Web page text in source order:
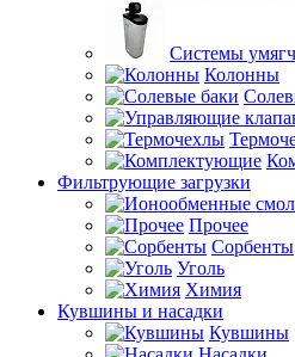
Системы
Колонны
Фильтрующие загрузки
Прочее
Сорбенты
Уголь
Химия
Кувшины и насадки
Кувшины